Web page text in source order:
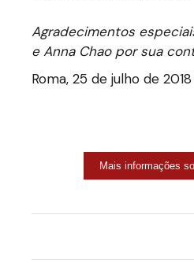
Agradecimentos
e Anna Chao por sua
Roma, 25 de julho de 2018
Mais informações